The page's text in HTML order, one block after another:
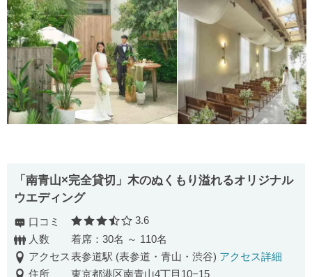
「南青山×完全貸切」木のぬくもり溢れるオリジナル
ウエディング
口コミ 口コミ評価
3.6
人数
着席：30名 ～ 110名
アクセス表参道駅 (表参道・青山・渋谷) アクセス詳細
住所
東京都港区南青山4丁目10−15